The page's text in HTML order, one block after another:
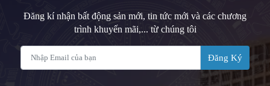
Đăng kí nhận bất động sản mới, tin tức mới và các chương
trình khuyến mãi,... từ chúng tôi
Đăng Ký